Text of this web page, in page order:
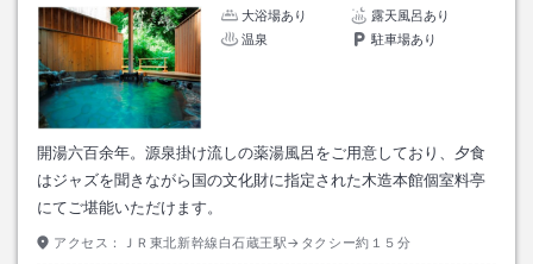
大浴場あり
露天風呂あり
温泉
駐車場あり
開湯六百余年。源泉掛け流しの薬湯風呂をご用意しており、夕食
はジャズを聞きながら国の文化財に指定された木造本館個室料亭
にてご堪能いただけます。
アクセス： ＪＲ東北新幹線白石蔵王駅→タクシー約１５分